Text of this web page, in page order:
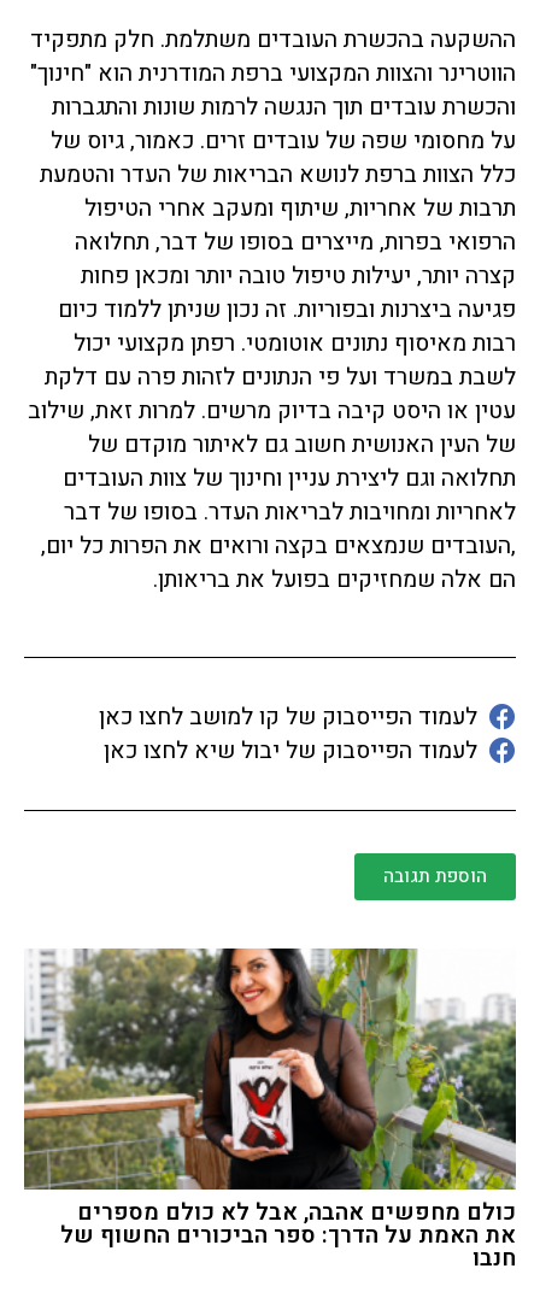
ההשקעה בהכשרת העובדים משתלמת. חלק מתפקיד
הווטרינר והצוות המקצועי ברפת המודרנית הוא "חינוך"
והכשרת עובדים תוך הנגשה לרמות שונות והתגברות
על מחסומי שפה של עובדים זרים. כאמור, גיוס של
כלל הצוות ברפת לנושא הבריאות של העדר והטמעת
תרבות של אחריות, שיתוף ומעקב אחרי הטיפול
הרפואי בפרות, מייצרים בסופו של דבר, תחלואה
קצרה יותר, יעילות טיפול טובה יותר ומכאן פחות
פגיעה ביצרנות ובפוריות. זה נכון שניתן ללמוד כיום
רבות מאיסוף נתונים אוטומטי. רפתן מקצועי יכול
לשבת במשרד ועל פי הנתונים לזהות פרה עם דלקת
עטין או היסט קיבה בדיוק מרשים. למרות זאת, שילוב
של העין האנושית חשוב גם לאיתור מוקדם של
תחלואה וגם ליצירת עניין וחינוך של צוות העובדים
לאחריות ומחויבות לבריאות העדר. בסופו של דבר
,העובדים שנמצאים בקצה ורואים את הפרות כל יום,
הם אלה שמחזיקים בפועל את בריאותן.
לעמוד הפייסבוק של קו למושב לחצו כאן
לעמוד הפייסבוק של יבול שיא לחצו כאן
הוספת תגובה
כולם מחפשים אהבה, אבל לא כולם מספרים
את האמת על הדרך: ספר הביכורים החשוף של
חנבו